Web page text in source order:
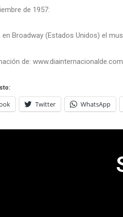
de 1957:
en Broadway (Estados Unidos) el
de: www.diainternacionalde.com
Twitter WhatsApp